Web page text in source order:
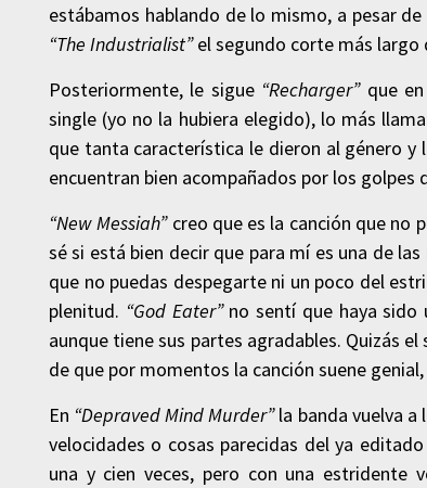
estábamos hablando de lo mismo, a pesar
“The Industrialist”el segundo corte más largo
Posteriormente, le sigue “Recharger”que en
single (yo no la hubiera elegido), lo más
que tanta característica le dieron al género y
encuentran bien acompañados por los
“New Messiah” creo que es la canción que no
sé si está bien decir que para mí es una de
que no puedas despegarte ni un poco del
plenitud. “God Eater”no sentí que haya sido
aunque tiene sus partes agradables. Quizás
de que por momentos la canción suene
En “Depraved Mind Murder”la banda vuelva
velocidades o cosas parecidas del ya
una y cien veces, pero con una estridente